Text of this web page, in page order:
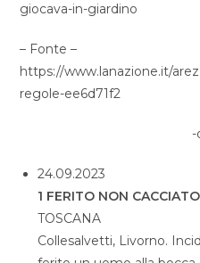
giocava-in-giardino
– Fonte –
https://www.lanazione.it/
regole-ee6d71f2
-
24.09.2023
1 FERITO NON
TOSCANA
Collesalvetti, Livorno.